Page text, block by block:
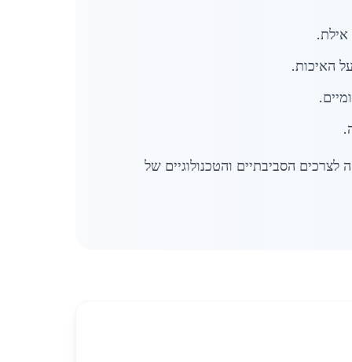
אילת.
האיכות.
הסביבתיים והטכנולוגיים של